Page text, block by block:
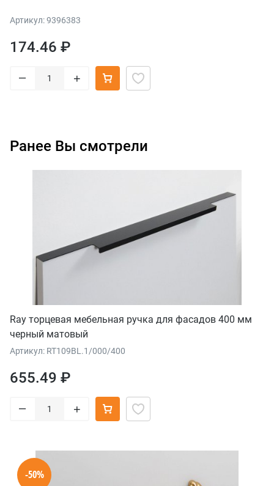
Артикул: 9396383
174.46 ₽
– +
Ранее Вы смотрели
Ray торцевая мебельная ручка для фасадов 400 мм
черный матовый
Артикул: RT109BL.1/000/400
655.49 ₽
– +
-50%